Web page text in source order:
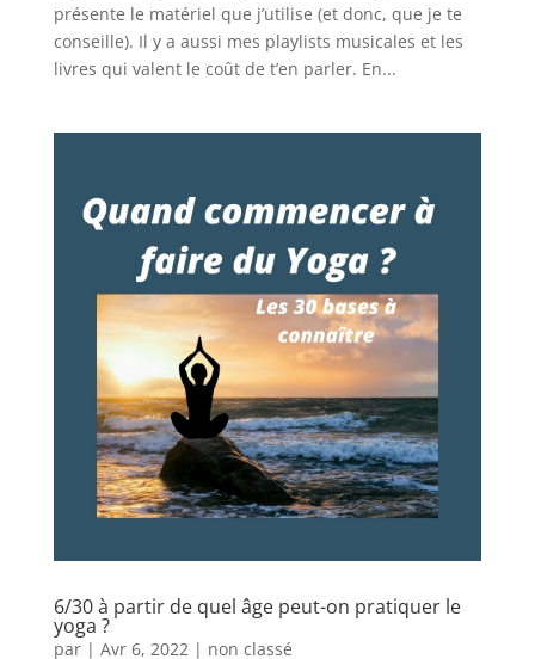
présente le matériel que j’utilise (et donc, que je te
conseille). Il y a aussi mes playlists musicales et les
livres qui valent le coût de t’en parler. En...
6/30 à partir de quel âge peut-on pratiquer le
yoga ?
par | Avr 6, 2022 | non classé